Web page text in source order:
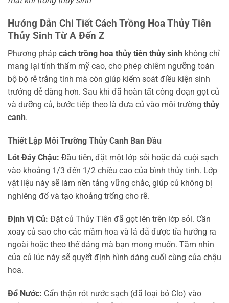
Hướng Dẫn Chi Tiết Cách Trồng Hoa Thủy Tiên
Thủy Sinh Từ A Đến Z
Phương pháp cách trồng hoa thủy tiên thủy sinh không chỉ
mang lại tính thẩm mỹ cao, cho phép chiêm ngưỡng toàn
bộ bộ rễ trắng tinh mà còn giúp kiểm soát điều kiện sinh
trưởng dễ dàng hơn. Sau khi đã hoàn tất công đoạn gọt củ
và dưỡng củ, bước tiếp theo là đưa củ vào môi trường thủy
canh.
Thiết Lập Môi Trường Thủy Canh Ban Đầu
Lót Đáy Chậu: Đầu tiên, đặt một lớp sỏi hoặc đá cuội sạch
vào khoảng 1/3 đến 1/2 chiều cao của bình thủy tinh. Lớp
vật liệu này sẽ làm nền tảng vững chắc, giúp củ không bị
nghiêng đổ và tạo khoảng trống cho rễ.
Định Vị Củ: Đặt củ Thủy Tiên đã gọt lên trên lớp sỏi. Cần
xoay củ sao cho các mầm hoa và lá đã được tỉa hướng ra
ngoài hoặc theo thế dáng mà bạn mong muốn. Tầm nhìn
của củ lúc này sẽ quyết định hình dáng cuối cùng của chậu
hoa.
Đổ Nước: Cẩn thận rót nước sạch (đã loại bỏ Clo) vào